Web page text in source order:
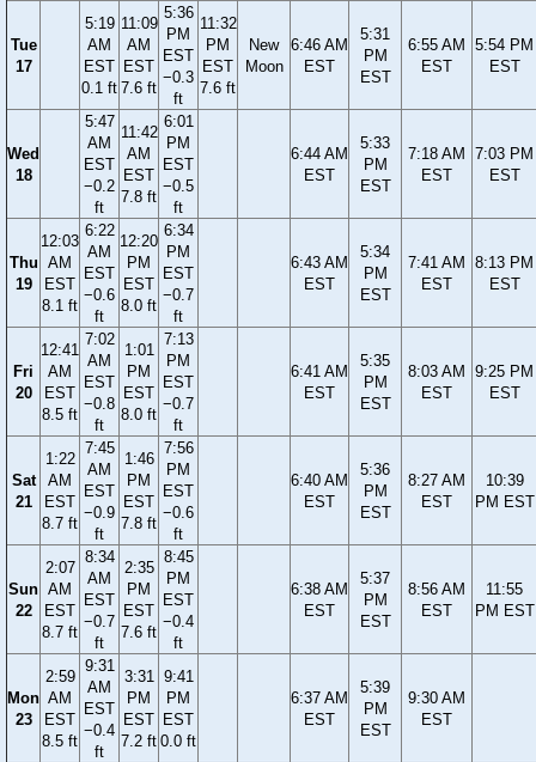
Tue
17
5:19
AM
EST
0.1 ft
11:09
AM
EST
7.6 ft
5:36
PM
EST
−0.3
ft
11:32
PM
EST
7.6 ft
New
Moon
6:46 AM
EST
5:31
PM
EST
6:55 AM
EST
5:54 PM
EST
Wed
18
5:47
AM
EST
−0.2
ft
11:42
AM
EST
7.8 ft
6:01
PM
EST
−0.5
ft
6:44 AM
EST
5:33
PM
EST
7:18 AM
EST
7:03 PM
EST
Thu
19
12:03
AM
EST
8.1 ft
6:22
AM
EST
−0.6
ft
12:20
PM
EST
8.0 ft
6:34
PM
EST
−0.7
ft
6:43 AM
EST
5:34
PM
EST
7:41 AM
EST
8:13 PM
EST
Fri
20
12:41
AM
EST
8.5 ft
7:02
AM
EST
−0.8
ft
1:01
PM
EST
8.0 ft
7:13
PM
EST
−0.7
ft
6:41 AM
EST
5:35
PM
EST
8:03 AM
EST
9:25 PM
EST
Sat
21
1:22
AM
EST
8.7 ft
7:45
AM
EST
−0.9
ft
1:46
PM
EST
7.8 ft
7:56
PM
EST
−0.6
ft
6:40 AM
EST
5:36
PM
EST
8:27 AM
EST
10:39
PM EST
Sun
22
2:07
AM
EST
8.7 ft
8:34
AM
EST
−0.7
ft
2:35
PM
EST
7.6 ft
8:45
PM
EST
−0.4
ft
6:38 AM
EST
5:37
PM
EST
8:56 AM
EST
11:55
PM EST
Mon
23
2:59
AM
EST
8.5 ft
9:31
AM
EST
−0.4
ft
3:31
PM
EST
7.2 ft
9:41
PM
EST
0.0 ft
6:37 AM
EST
5:39
PM
EST
9:30 AM
EST